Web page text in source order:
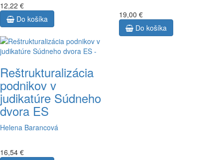
12,22 €
Do košíka
19,00 €
Do košíka
Reštrukturalizácia
podnikov v
judikatúre Súdneho
dvora ES
Helena Barancová
16,54 €